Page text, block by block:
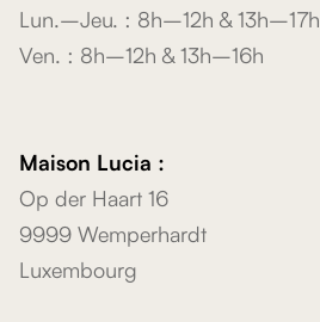
Lun.–Jeu. : 8h–12h & 13h–17h
Ven. : 8h–12h & 13h–16h
Maison Lucia :
Op der Haart 16
9999 Wemperhardt
Luxembourg